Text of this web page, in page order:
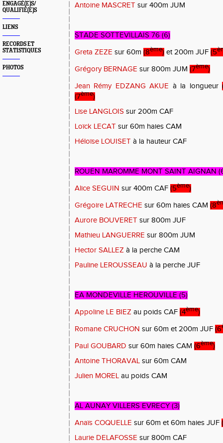
ENGAGÉ(E)S/
QUALIFIÉ(E)S
LIENS
RECORDS ET
STATISTIQUES
PHOTOS
Antoine MASCRET sur 400m JUM
STADE SOTTEVILLAIS 76 (6)
Greta ZEZE sur 60m (8ème) et 200m JUF (5
Grégory BERNAGE sur 800m JUM (7ème)
Jean Rémy EDZANG AKUE à la longueur
(7ème)
Lise LANGLOIS sur 200m CAF
Loïck LECAT sur 60m haies CAM
Héloïse LOUISET à la hauteur CAF
ROUEN MAROMME MONT SAINT AIGNAN
Alice SEGUIN sur 400m CAF (5ème)
Grégoire LATRECHE sur 60m haies CAM (8
Aurore BOUVERET sur 800m JUF
Mathieu LANGUERRE sur 800m JUM
Hector SALLEZ à la perche CAM
Pauline LEROUSSEAU à la perche JUF
EA MONDEVILLE HEROUVILLE (5)
Appoline LE BIEZ au poids CAF (4ème)
Romane CRUCHON sur 60m et 200m JUF (6
Paul GOUBARD sur 60m haies CAM (6ème)
Antoine THORAVAL sur 60m CAM
Julien MOREL au poids CAM
AL AUNAY VILLERS EVRECY (3)
Anaïs COQUELLE sur 60m et 60m haies JUF
Laurie DELAFOSSE sur 800m CAF